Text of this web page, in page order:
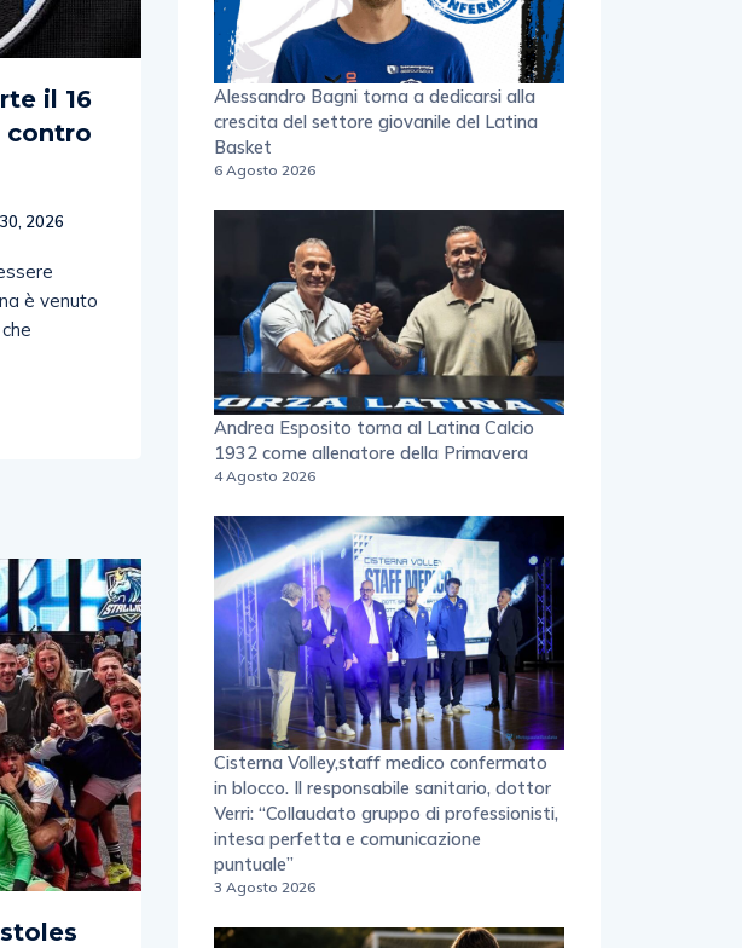
il 16
contro
2026
è venuto
Alessandro Bagni torna a dedicarsi alla
crescita del settore giovanile del Latina
Basket
6 Agosto 2026
Andrea Esposito torna al Latina Calcio
1932 come allenatore della Primavera
4 Agosto 2026
Cisterna Volley,staff medico confermato
in blocco. Il responsabile sanitario, dottor
Verri: “Collaudato gruppo di professionisti,
intesa perfetta e comunicazione
puntuale”
3 Agosto 2026